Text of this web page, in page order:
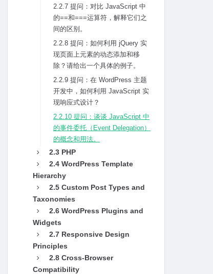
2.2.7 提问：对⽐ JavaScript 中
的==和===运算符，解释它们之
间的区别。
2.2.8 提问：如何利⽤ jQuery 实
现页⾯上元素的动态添加和移
除？请给出⼀个具体的例⼦。
2.2.9 提问：在 WordPress 主题
开发中，如何利⽤ JavaScript 实
现响应式设计？
2.2.10 提问：谈谈 JavaScript 中
的事件委托（Event Delegation）
的概念和⽤法。
2.3 PHP
2.4 WordPress Template
Hierarchy
2.5 Custom Post Types and
Taxonomies
2.6 WordPress Plugins and
Widgets
2.7 Responsive Design
Principles
2.8 Cross-Browser
Compatibility